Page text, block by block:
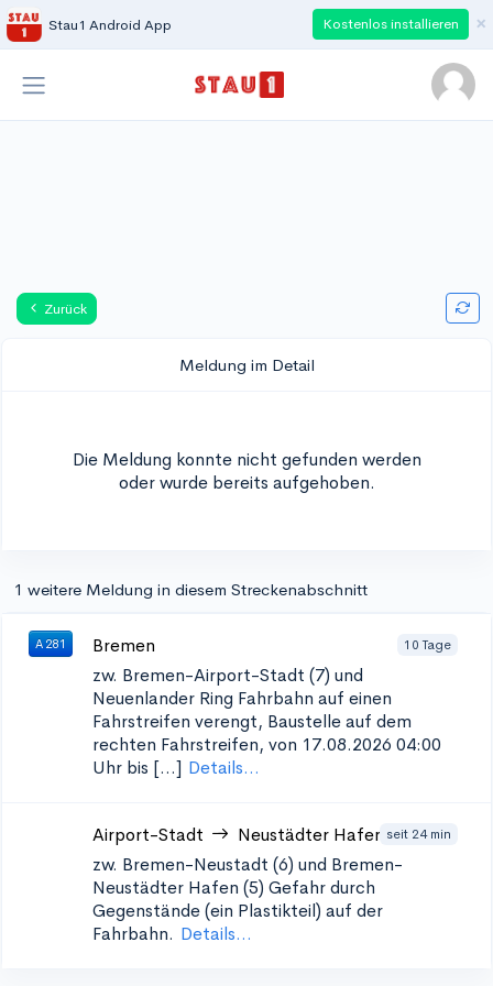
Stau1 Android App Kostenlos installieren ×
Zurück
Meldung im Detail
Die Meldung konnte nicht gefunden werden
oder wurde bereits aufgehoben.
1 weitere Meldung in diesem Streckenabschnitt
A 281 Bremen 10 Tage
zw. Bremen-Airport-Stadt (7) und
Neuenlander Ring Fahrbahn auf einen
Fahrstreifen verengt, Baustelle auf dem
rechten Fahrstreifen, von 17.08.2026 04:00
Uhr bis [...] Details...
Airport-Stadt Neustädter Hafen seit 24 min
zw. Bremen-Neustadt (6) und Bremen-
Neustädter Hafen (5) Gefahr durch
Gegenstände (ein Plastikteil) auf der
Fahrbahn. Details...